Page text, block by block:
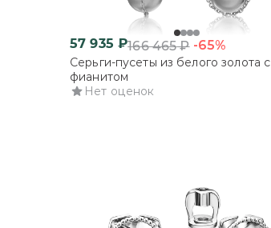
57 935 ₽166 465₽ -65%
Серьги-пусеты из белого золота с
фианитом
Нет оценок